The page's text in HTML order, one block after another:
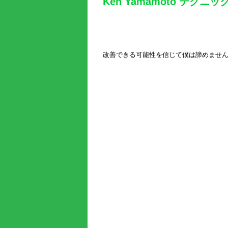
改善できる可能性を信じて僕は諦めません